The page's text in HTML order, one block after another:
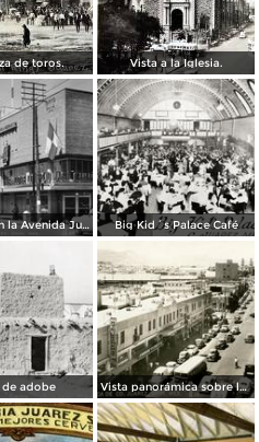
de toros. Vista a la Iglesia.
Edificios en la Avenida Juárez Big Kid´s Palace Café
de adobe Vista panorámica sobre la Avenida 16 de Septiembre